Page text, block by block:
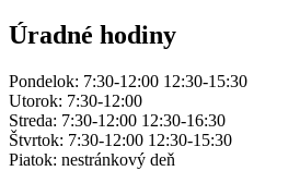
Úradné hodiny
Pondelok: 7:30-12:00 12:30-15:30
Utorok: 7:30-12:00
Streda: 7:30-12:00 12:30-16:30
Štvrtok: 7:30-12:00 12:30-15:30
Piatok: nestránkový deň